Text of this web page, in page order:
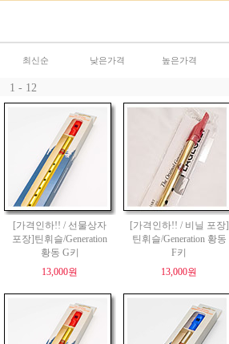
최신순 낮은가격 높은가격
1 - 12
[가격인하!! / 선물상자
포장]틴휘슬/Generation
황동 G키
13,000원
[가격인하!! / 비닐 포장]
틴휘슬/Generation 황동
F키
13,000원